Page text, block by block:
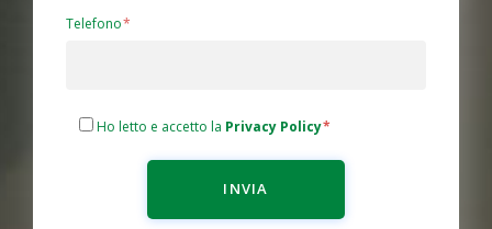
Telefono
Ho letto e accetto la Privacy Policy